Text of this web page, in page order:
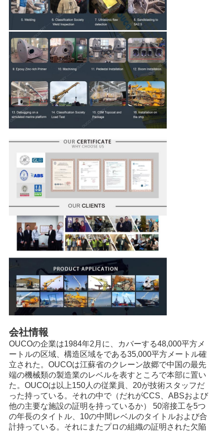
会社情報
OUCOの企業は1984年2月に、カバーする48,000平方メ
ートルの区域、構造区域をである35,000平方メートル確
立された。OUCOは江蘇省のクレーン故郷で中国の最先
端の機械類の製造業のレベルを表すところで本部に置い
た。OUCOは以上150人の従業員、20が技術スタッフだ
った持っている。それの中で（だれがCCS、ABSおよび
他の主要な施設の証明を持っているか） 50溶接工を5つ
の年長のタイトル、10の中間レベルのタイトルおよび合
計持っている。それにまたプロの組織の証明された欠陥